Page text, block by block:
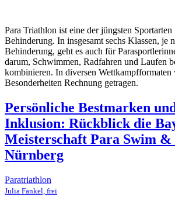
Para Triathlon ist eine der jüngsten
Behinderung. In insgesamt sechs Klassen, je
Behinderung, geht es auch für
darum, Schwimmen, Radfahren und Laufen
kombinieren. In diversen Wettkampfformaten
Besonderheiten Rechnung getragen.
Persönliche Bestmarken
Inklusion: Rückblick die
Meisterschaft Para Swim &
Nürnberg
Paratriathlon
Julia Fankel, frei